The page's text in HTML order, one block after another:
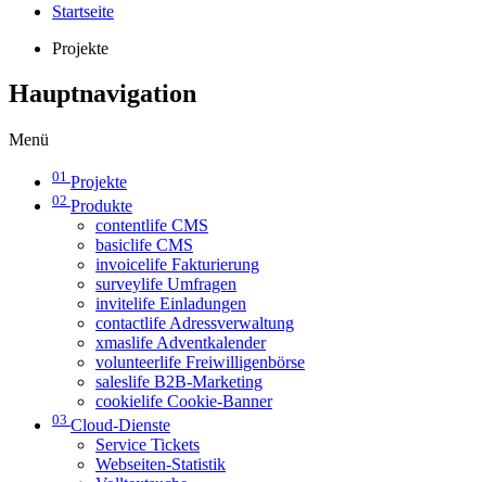
Startseite
Projekte
Hauptnavigation
Menü
01 Projekte
02 Produkte
contentlife CMS
basiclife CMS
invoicelife Fakturierung
surveylife Umfragen
invitelife Einladungen
contactlife Adressverwaltung
xmaslife Adventkalender
volunteerlife Freiwilligenbörse
saleslife B2B-Marketing
cookielife Cookie-Banner
03 Cloud-Dienste
Service Tickets
Webseiten-Statistik